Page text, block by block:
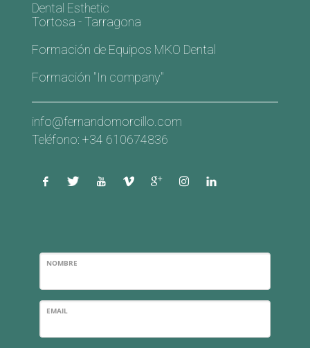
Dental Esthetic
Tortosa - Tarragona
Formación de Equipos MKO Dental
Formación "In company"
info@fernandomorcillo.com
Teléfono: +34 610674836
NOMBRE
EMAIL